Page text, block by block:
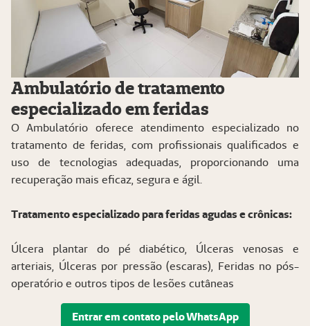
Ambulatório de tratamento
especializado em feridas
O Ambulatório oferece atendimento especializado no
tratamento de feridas, com profissionais qualificados e
uso de tecnologias adequadas, proporcionando uma
recuperação mais eficaz, segura e ágil.
Tratamento especializado para feridas agudas e crônicas:
Úlcera plantar do pé diabético, Úlceras venosas e
arteriais, Úlceras por pressão (escaras), Feridas no pós-
operatório e outros tipos de lesões cutâneas
Entrar em contato pelo WhatsApp